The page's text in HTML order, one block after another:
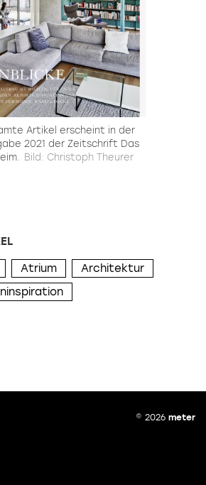
Artikel erscheint in der
2021 der Zeitschrift Das
Bild: Christoph Theurer
Atrium
Architektur
© 2026 meter